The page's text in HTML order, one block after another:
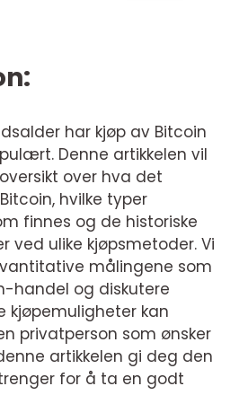
har kjøp av Bitcoin
Denne artikkelen vil
over hva det
hvilke typer
finnes og de historiske
ved ulike kjøpsmetoder. Vi
målingene som
handel og diskutere
kjøpemuligheter kan
privatperson som ønsker
artikkelen gi deg den
for å ta en godt